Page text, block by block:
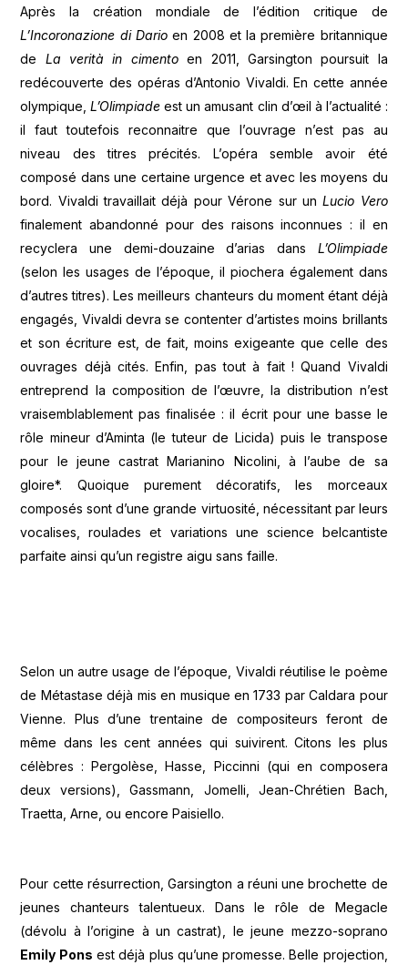
Après la création mondiale de l’édition critique de
L’Incoronazione di Darioen 2008 et la première britannique
de La verità in cimentoen 2011, Garsington poursuit la
redécouverte des opéras d’Antonio Vivaldi. En cette année
olympique,L’Olimpiade est un amusant clin d’œil à l’actualité :
il faut toutefois reconnaitre que l’ouvrage n’est pas au
niveau des titres précités. L’opéra semble avoir été
composé dans une certaine urgence et avec les moyens du
bord. Vivaldi travaillait déjà pour Vérone sur unLucio Vero
finalement abandonné pour des raisons inconnues : il en
recyclera une demi-douzaine d’arias dans L’Olimpiade
(selon les usages de l’époque, il piochera également dans
d’autres titres). Les meilleurs chanteurs du moment étant déjà
engagés, Vivaldi devra se contenter d’artistes moins brillants
et son écriture est, de fait, moins exigeante que celle des
ouvrages déjà cités. Enfin, pas tout à fait ! Quand Vivaldi
entreprend la composition de l’œuvre, la distribution n’est
vraisemblablement pas finalisée : il écrit pour une basse le
rôle mineur d’Aminta (le tuteur de Licida) puis le transpose
pour le jeune castrat Marianino Nicolini, à l’aube de sa
gloire*. Quoique purement décoratifs, les morceaux
composés sont d’une grande virtuosité, nécessitant par leurs
vocalises, roulades et variations une science belcantiste
parfaite ainsi qu’un registre aigu sans faille.
Selon un autre usage de l’époque, Vivaldi réutilise le poème
de Métastase déjà mis en musique en 1733 par Caldara pour
Vienne. Plus d’une trentaine de compositeurs feront de
même dans les cent années qui suivirent. Citons les plus
célèbres : Pergolèse, Hasse, Piccinni (qui en composera
deux versions), Gassmann, Jomelli, Jean-Chrétien Bach,
Traetta, Arne, ou encore Paisiello.
Pour cette résurrection, Garsington a réuni une brochette de
jeunes chanteurs talentueux. Dans le rôle de Megacle
(dévolu à l’origine à un castrat), le jeune mezzo-soprano
Emily Pons est déjà plus qu’une promesse. Belle projection,